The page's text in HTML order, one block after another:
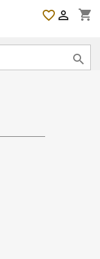
shopping_cart

favorite_border
